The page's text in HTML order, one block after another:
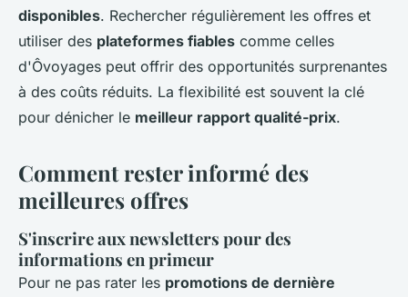
disponibles. Rechercher régulièrement les offres et
utiliser des plateformes fiables comme celles
d'Ôvoyages peut offrir des opportunités surprenantes
à des coûts réduits. La flexibilité est souvent la clé
pour dénicher le meilleur rapport qualité-prix.
Comment rester informé des
meilleures offres
S'inscrire aux newsletters pour des
informations en primeur
Pour ne pas rater les promotions de dernière